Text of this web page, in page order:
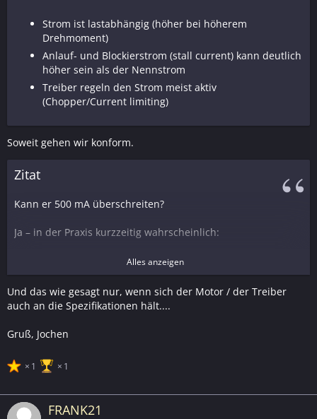
Strom ist lastabhängig (höher bei höherem
Drehmoment)
Anlauf- und Blockierstrom (stall current) kann deutlich
höher sein als der Nennstrom
Treiber regeln den Strom meist aktiv
(Chopper/Current limiting)
Soweit gehen wir konform.
Zitat
Kann er 500 mA überschreiten?
Ja – in der Praxis kurzzeitig wahrscheinlich:
Beim Anlaufen, Richtungswechsel oder hoher
mechanischer Last (z. B. schwerer Fokus mit 5 kg
Auszug)
Wenn der Motor nahe am maximalen Drehmoment
(1.2 Nm) betrieben wird
Bei ungünstiger Mechanik (Reibung, Verkippung, kalte
kurzzeitig >500 mA erreichen
Alles anzeigen
Und das wie gesagt nur, wenn sich der Motor / der Treiber
auch an die Spezifikationen hält....
Gruß, Jochen
1 1
FRANK21